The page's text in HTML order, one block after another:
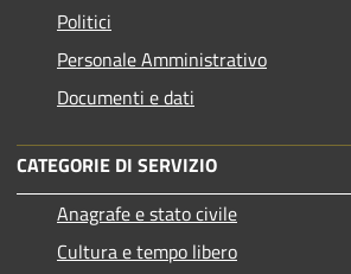
Politici
Personale Amministrativo
Documenti e dati
CATEGORIE DI SERVIZIO
Anagrafe e stato civile
Cultura e tempo libero